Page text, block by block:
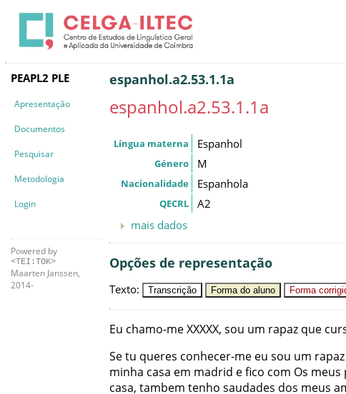
PEAPL2 PLE
Apresentação
Documentos
Pesquisar
Metodologia
Login
Powered by
<TEI:TOK>
Maarten Janssen,
2014-
espanhol.a2.53.1.1a
espanhol.a2.53.1.1a
Língua materna Espanhol
Género M
Nacionalidade Espanhola
QECRL
A2
mais dados
Opções de representação
Texto: Transcrição Forma do aluno Forma
Eu chamo-meXXXXX, sou um rapaz que
Setu queres conhecer-me eu sou um rapaz
minha casa em madrid efico com Os meus
casa, tambem tenho saudades dos meus